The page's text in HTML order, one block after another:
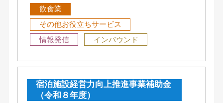
飲食業
その他お役立ちサービス
情報発信
インバウンド
宿泊施設経営力向上推進事業補助金
（令和８年度）